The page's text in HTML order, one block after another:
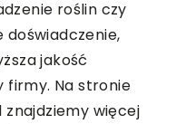
roślin czy
doświadczenie,
jakość
firmy. Na stronie
więcej